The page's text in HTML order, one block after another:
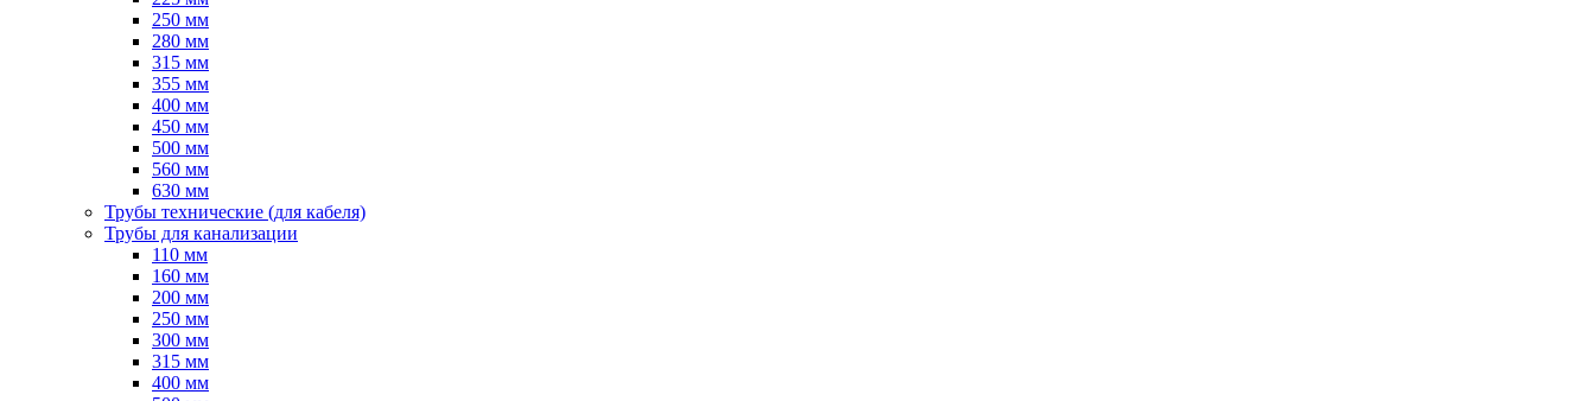
250 мм
280 мм
315 мм
355 мм
400 мм
450 мм
500 мм
560 мм
630 мм
Трубы технические (для кабеля)
Трубы для канализации
110 мм
160 мм
200 мм
250 мм
300 мм
315 мм
400 мм